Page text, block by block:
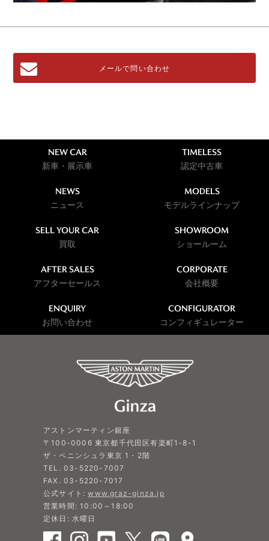
メールで問い合わせ
NEW CAR
新車・展示車
TIMELESS
認定中古車
NEWS
ニュース
MODELS
モデルラインナップ
SELL YOUR CAR
買取
SHOWROOM
ショールーム
AFTER SALES
アフターセールス
CORPORATE
会社概要
ENQUIRY
お問い合わせ
CONFIGURATOR
コンフィギュレーター
アストンマーティン銀座
〒100-0006 東京都千代田区有楽町1-8-1
ザ・ペニンシュラ東京 1・2階
TEL. 03-5220-7007
FAX. 03-5220-7017
公式サイト:www.graz-ginza.jp
営業時間: 10:00～18:00
定休日: 水曜日